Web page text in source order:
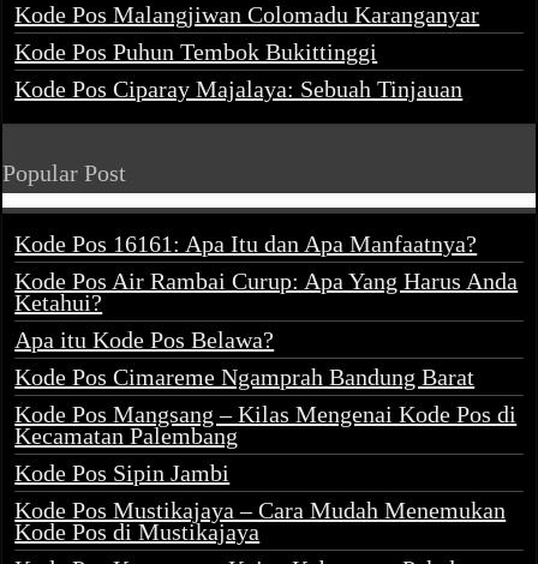
Kode Pos Malangjiwan Colomadu Karanganyar
Kode Pos Puhun Tembok Bukittinggi
Kode Pos Ciparay Majalaya: Sebuah Tinjauan
Popular Post
Kode Pos 16161: Apa Itu dan Apa Manfaatnya?
Kode Pos Air Rambai Curup: Apa Yang Harus Anda
Ketahui?
Apa itu Kode Pos Belawa?
Kode Pos Cimareme Ngamprah Bandung Barat
Kode Pos Mangsang – Kilas Mengenai Kode Pos di
Kecamatan Palembang
Kode Pos Sipin Jambi
Kode Pos Mustikajaya – Cara Mudah Menemukan
Kode Pos di Mustikajaya